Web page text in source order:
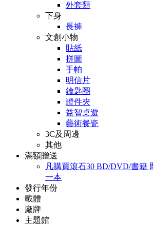
外套類
下身
長褲
文創小物
貼紙
拼圖
手帕
明信片
鑰匙圈
證件夾
益智桌遊
藝術餐瓷
3C及周邊
其他
滿額贈送
凡購買滾石30 BD/DVD/書籍
一本
發行年份
載體
廠牌
主題館